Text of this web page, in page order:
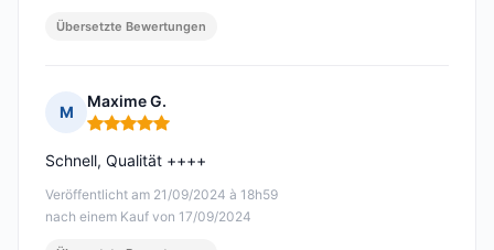
Übersetzte Bewertungen
M
Maxime G.
Hinweis: 5 von 5
Veröffentlicht am 21/09/2024 à 18h59
nach einem Kauf von 17/09/2024
Schnell, Qualität ++++